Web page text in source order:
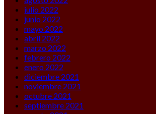
julio 2022
junio 2022
mayo 2022
abril 2022
marzo 2022
febrero 2022
enero 2022
diciembre 2021
noviembre 2021
octubre 2021
septiembre 2021